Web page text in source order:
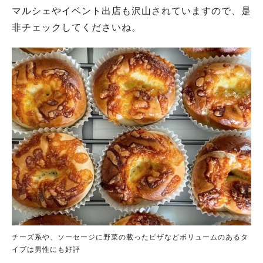
マルシェやイベント出店も沢山されていますので、是
非チェックしてくださいね。
チーズ系や、ソーセージに野菜の載ったピザなどボリュームのあるタ
イプは男性にも好評